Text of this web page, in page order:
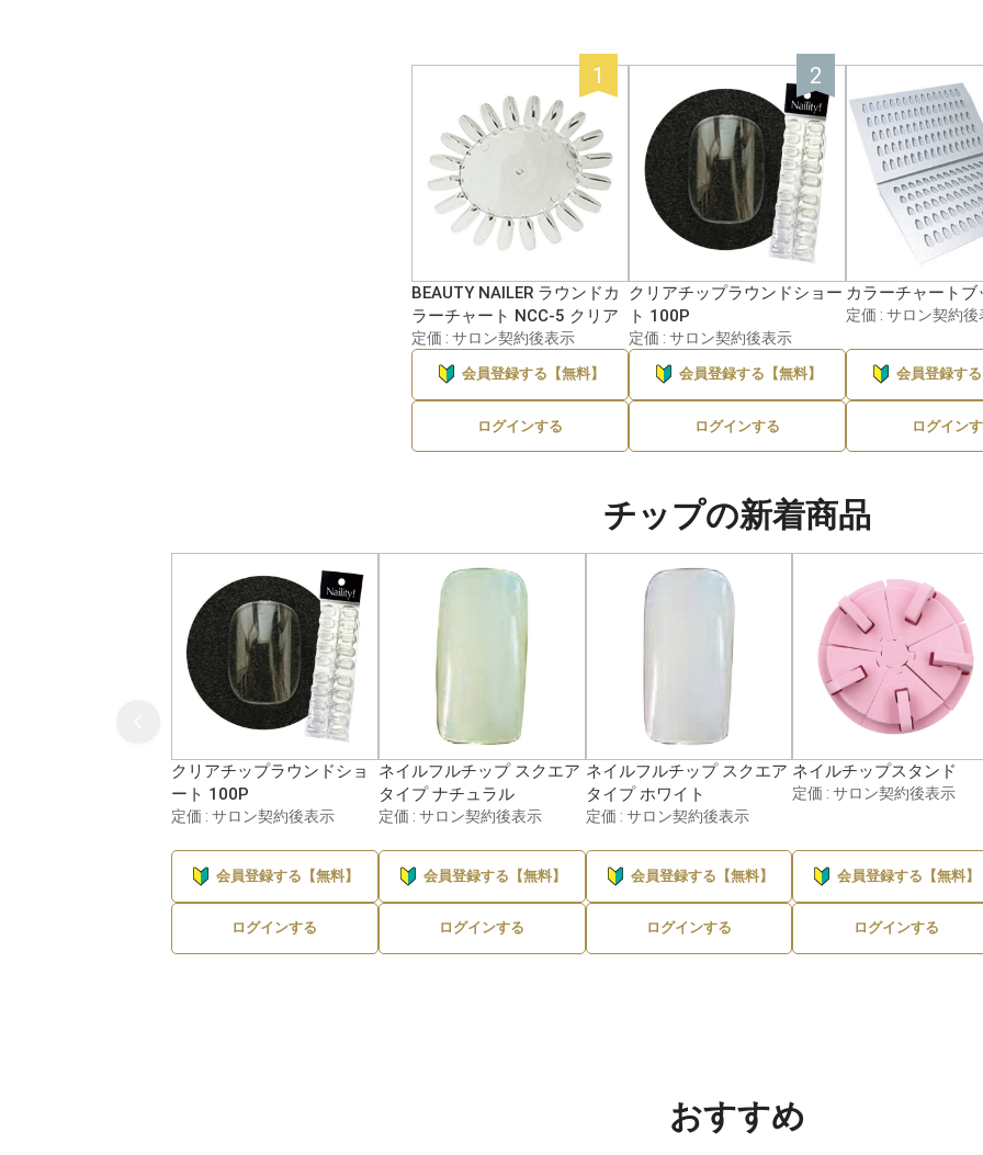
BEAUTY NAILER ラウンドカ
ラーチャート NCC-5 クリア
定価 : サロン契約後表示
会員登録する【無料】
ログインする
クリアチップラウンドショー
ト 100P
定価 : サロン契約後表示
会員登録する【無料】
ログインする
カラーチャートブ
定価 : サロン契約後
会員登録す
ログイン
チップの新着商品
クリアチップラウンドショ
ート 100P
定価 : サロン契約後表示
会員登録する【無料】
ログインする
ネイルフルチップ スクエア
タイプ ナチュラル
定価 : サロン契約後表示
会員登録する【無料】
ログインする
ネイルフルチップ スクエア
タイプ ホワイト
定価 : サロン契約後表示
会員登録する【無料】
ログインする
ネイルチップスタンド
定価 : サロン契約後表示
会員登録する【無料】
ログインする
おすすめ